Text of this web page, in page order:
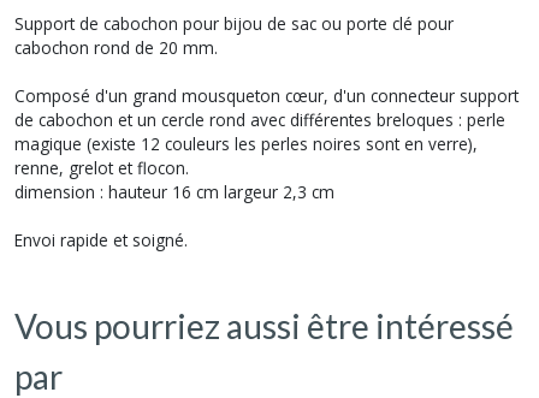
Support de cabochon pour bijou de sac ou porte clé pour
cabochon rond de 20 mm.
Composé d'un grand mousqueton cœur, d'un connecteur support
de cabochon et un cercle rond avec différentes breloques : perle
magique (existe 12 couleurs les perles noires sont en verre),
renne, grelot et flocon.
dimension : hauteur 16 cm largeur 2,3 cm
Envoi rapide et soigné.
Vous pourriez aussi être intéressé
par